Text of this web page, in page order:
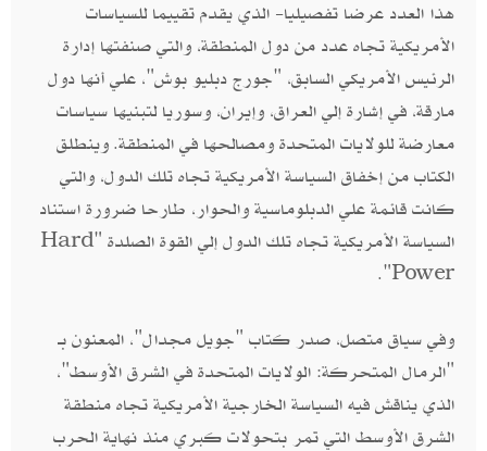
هذا العدد عرضا تفصيليا‮- ‬الذي يقدم تقييما للسياسات
الأمريكية تجاه عدد من دول المنطقة،‮ ‬والتي صنفتها إدارة
الرئيس الأمريكي السابق،‮ "‬جورج دبليو بوش‮"‬،‮ ‬علي أنها دول
مارقة،‮ ‬في إشارة إلي العراق، وإيران،‮ ‬وسوريا لتبنيها سياسات
معارضة للولايات المتحدة ومصالحها في المنطقة‮. ‬وينطلق
الكتاب من إخفاق السياسة الأمريكية تجاه تلك الدول،‮ ‬والتي
كانت قائمة علي الدبلوماسية والحوار،‮ ‬طارحا ضرورة استناد
السياسة الأمريكية تجاه تلك الدول إلي القوة الصلدة‮ ‬"Hard
Power"‮.‬
وفي سياق متصل،‮ ‬صدر كتاب‮ "‬جويل مجدال‮"‬،‮ ‬المعنون بـ‮
"‬الرمال المتحركة‮: ‬الولايات المتحدة في الشرق الأوسط‮"‬،‮
‬الذي يناقش فيه السياسة الخارجية الأمريكية تجاه منطقة
الشرق الأوسط التي تمر بتحولات كبري منذ نهاية الحرب